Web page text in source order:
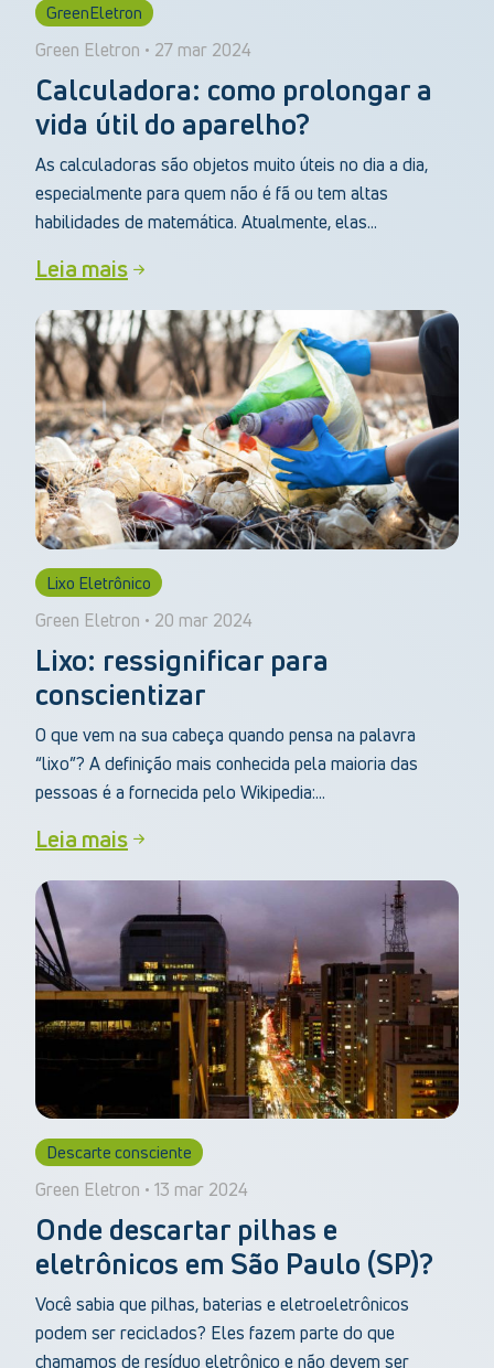
GreenEletron
Green Eletron • 27 mar 2024
Calculadora: como prolongar a
vida útil do aparelho?
As calculadoras são objetos muito úteis no dia a dia,
especialmente para quem não é fã ou tem altas
habilidades de matemática. Atualmente, elas...
Leia mais
Lixo Eletrônico
Green Eletron • 20 mar 2024
Lixo: ressignificar para
conscientizar
O que vem na sua cabeça quando pensa na palavra
“lixo”? A definição mais conhecida pela maioria das
pessoas é a fornecida pelo Wikipedia:...
Leia mais
Descarte consciente
Green Eletron • 13 mar 2024
Onde descartar pilhas e
eletrônicos em São Paulo (SP)?
Você sabia que pilhas, baterias e eletroeletrônicos
podem ser reciclados? Eles fazem parte do que
chamamos de resíduo eletrônico e não devem ser